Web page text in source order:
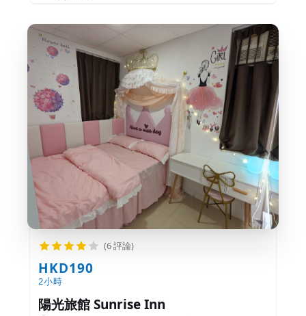
(6 評論)
HKD190
2小時
陽光旅館 Sunrise Inn